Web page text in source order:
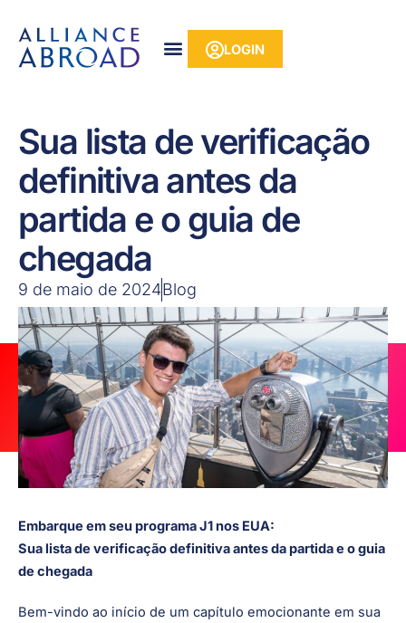
conteúdo
para
LOGIN
Sua lista de verificação
definitiva antes da
partida e o guia de
chegada
9 de maio de 2024Blog
Embarque em seu programa J1 nos EUA:
Sua lista de verificação definitiva antes da partida e o guia
de chegada
Bem-vindo ao início de um capítulo emocionante em sua